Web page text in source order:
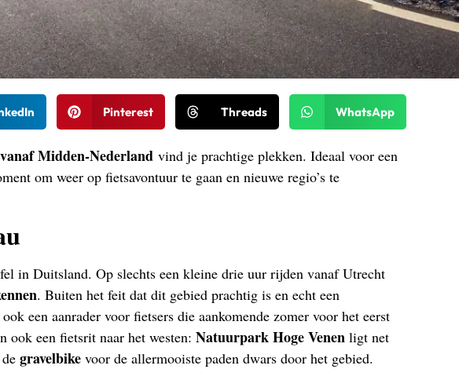
Pinterest Threads WhatsApp
Midden-Nederland vind je prachtige plekken. Ideaal voor een
om weer op fietsavontuur te gaan en nieuwe regio’s te
in Duitsland. Op slechts een kleine drie uur rijden vanaf Utrecht
. Buiten het feit dat dit gebied prachtig is en echt een
een aanrader voor fietsers die aankomende zomer voor het eerst
ook een fietsrit naar het westen: Natuurpark Hoge Venen ligt net
gravelbike voor de allermooiste paden dwars door het gebied.